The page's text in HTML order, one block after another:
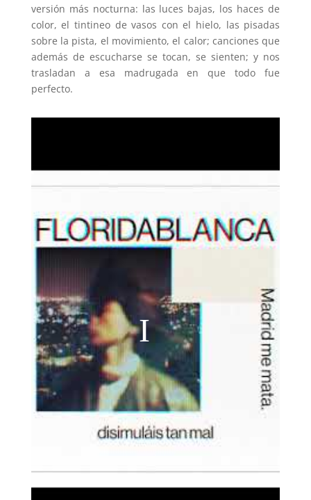
versión más nocturna: las luces bajas, los haces de
color, el tintineo de vasos con el hielo, las pisadas
sobre la pista, el movimiento, el calor; canciones que
además de escucharse se tocan, se sienten; y nos
trasladan a esa madrugada en que todo fue
perfecto.